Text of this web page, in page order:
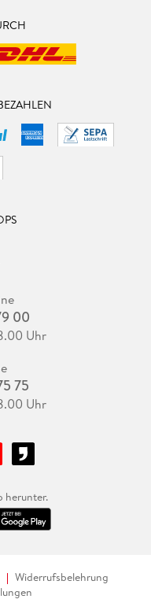
00
Uhr
75
Uhr
herunter.
Widerrufsbelehrung